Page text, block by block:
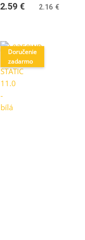
2.59 € 2.16 €
Doručenie
zadarmo